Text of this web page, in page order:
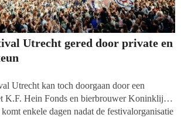
Utrecht gered door private en
Utrecht kan toch doorgaan door een
K.F. Hein Fonds en bierbrouwer Koninklijke
enkele dagen nadat de festivalorganisatie